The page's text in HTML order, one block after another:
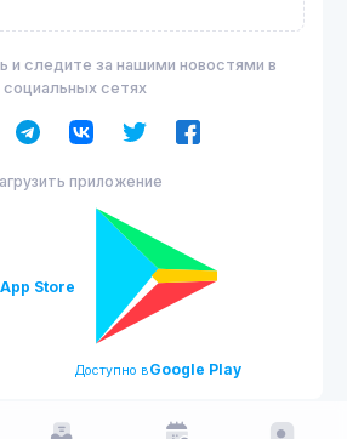
и следите за нашими новостями в
социальных сетях
приложение
App Store
Доступно вGoogle Play